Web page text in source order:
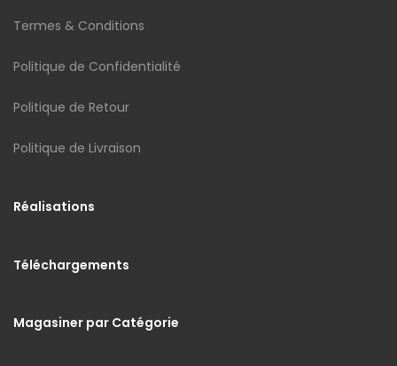
Termes & Conditions
Politique de Confidentialité
Politique de Retour
Politique de Livraison
Réalisations
Téléchargements
Magasiner par Catégorie